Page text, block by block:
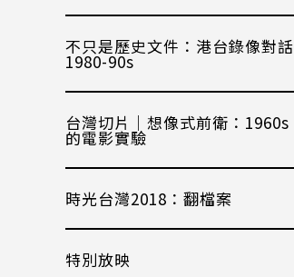
不只是歷史文件：港台錄像對話
1980-90s
台灣切片｜想像式前衛：1960s
的電影實驗
時光台灣2018：翻檔案
特別放映